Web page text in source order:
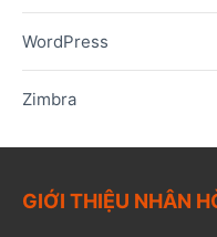
WordPress
Zimbra
GIỚI THIỆU NHÂN